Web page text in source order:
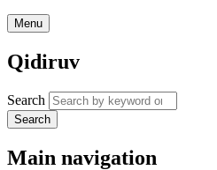
Menu
Qidiruv
Search
Search
Main navigation